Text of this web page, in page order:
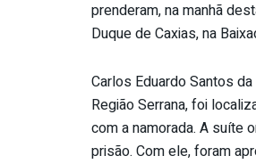
prenderam, na manhã
Duque de Caxias, na
Carlos Eduardo Santos
Região Serrana, foi
com a namorada. A suíte
prisão. Com ele, foram